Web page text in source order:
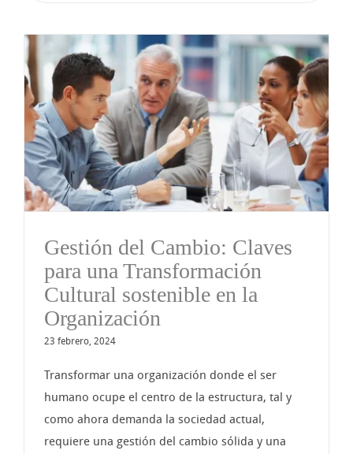
Gestión del Cambio: Claves
para una Transformación
Cultural sostenible en la
Organización
23 febrero, 2024
Transformar una organización donde el ser
humano ocupe el centro de la estructura, tal y
como ahora demanda la sociedad actual,
requiere una gestión del cambio sólida y una